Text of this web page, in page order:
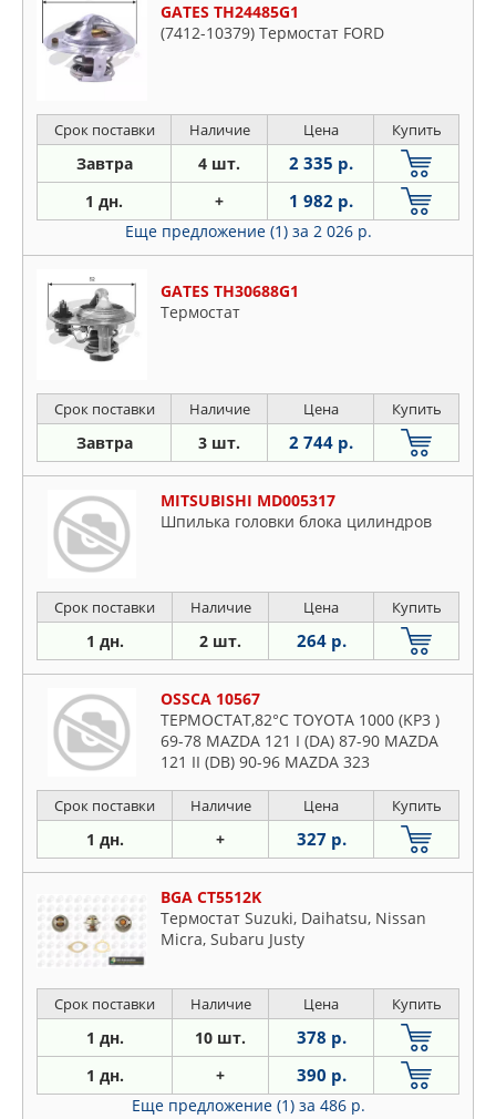
GATES TH24485G1
(7412-10379) Термостат FORD
Срок поставки Наличие Цена Купить
Завтра 4 шт. 2 335 р.
1 дн. + 1 982 р.
Еще предложение (1) за 2 026 р.
GATES TH30688G1
Термостат
Срок поставки Наличие Цена Купить
Завтра 3 шт. 2 744 р.
MITSUBISHI MD005317
Шпилька головки блока цилиндров
Срок поставки Наличие Цена Купить
1 дн. 2 шт. 264 р.
OSSCA 10567
ТЕРМОСТАТ,82°С TOYOTA 1000 (KP3 )
69-78 MAZDA 121 I (DA) 87-90 MAZDA
121 II (DB) 90-96 MAZDA 323
Срок поставки Наличие Цена Купить
1 дн. + 327 р.
BGA CT5512K
Термостат Suzuki, Daihatsu, Nissan
Micra, Subaru Justy
Срок поставки Наличие Цена Купить
1 дн. 10 шт. 378 р.
1 дн. + 390 р.
Еще предложение (1) за 486 р.